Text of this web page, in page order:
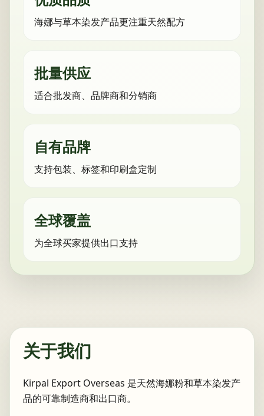
海娜与草本染发产品更注重天然配方
批量供应
适合批发商、品牌商和分销商
自有品牌
支持包装、标签和印刷盒定制
全球覆盖
为全球买家提供出口支持
关于我们
Kirpal Export Overseas 是天然海娜粉和草本染发产
品的可靠制造商和出口商。